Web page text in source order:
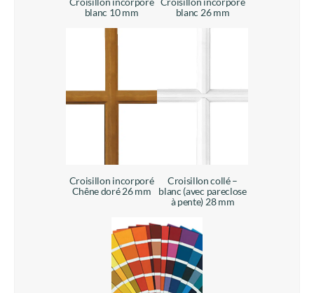
blanc 10 mm
blanc 26 mm
Croisillon incorporé
Chêne doré 26 mm
Croisillon collé –
blanc (avec pareclose
à pente) 28 mm